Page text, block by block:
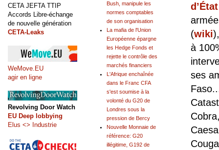
d’État
(wiki
à
ses
Bush, manipule les
normes comptables
de son organisation
La mafia de l'Union
Européenne épargne
les Hedge Fonds et
rejette le contrôle des
marchés financiers
L'Afrique enchaînée
dans le Franc CFA
s'est soumise à la
volonté du G20 de
Londres sous la
pression de Bercy
Nouvelle Monnaie de
référence: G20
illégitime, G192 de
CETA JEFTA TTIP
Accords Libre-échange
de nouvelle génération
CETA-Leaks
WeMove.EU
agir en ligne
Revolving Door Watch
EU Deep lobbying
Elus <> Industrie